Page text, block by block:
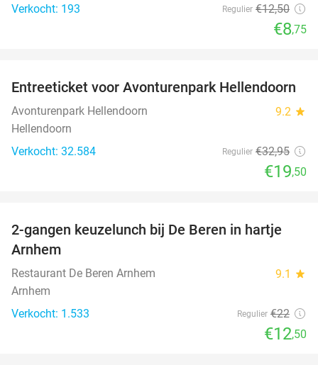
Verkocht: 193
Regulier €12,50
€8,75
41%
Entreeticket voor Avonturenpark Hellendoorn
Avonturenpark Hellendoorn 9.2 star
Hellendoorn
Verkocht: 32.584
Regulier €32,95
€19,50
43%
2-gangen keuzelunch bij De Beren in hartje
Arnhem
Restaurant De Beren Arnhem 9.1 star
Arnhem
Verkocht: 1.533
Regulier €22
€12,50